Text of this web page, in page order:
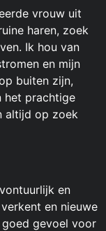
vrouw uit
haren, zoek
Ik hou van
en mijn
buiten zijn,
het prachtige
altijd op zoek
en
en nieuwe
gevoel voor